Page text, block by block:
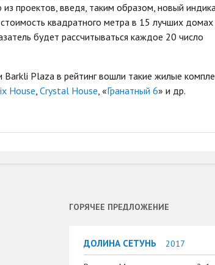
проектов, введя, таким образом, новый
квадратного метра в 15 лучших домах
будет рассчитываться каждое 20 число
Plaza в рейтинг вошли такие жилые
House, Crystal House, «Гранатный 6» и др.
ГОРЯЧЕЕ ПРЕДЛОЖЕНИЕ
ДОЛИНА СЕТУНЬ 2017